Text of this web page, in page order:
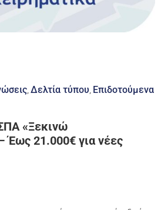
Δελτία τύπου Επιδοτούμενα
«Ξεκινώ
Έως 21.000€ για νέες